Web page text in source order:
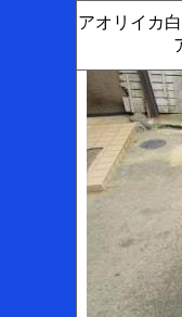
アオリイカ